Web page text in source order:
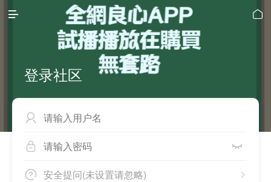
 
登录社区

 
 
安全提问(未设置请忽略)